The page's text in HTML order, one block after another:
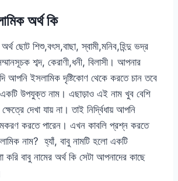
অর্থ কি
ছোট শিশু,বৎস,বাছা, স্বামী,মনিব,হিন্দু ভদ্র
শব্দ, কেরাণী,ধনী, বিলাসী। আপনার
আপনি ইসলামিক দৃষ্টিকোণ থেকে করতে চান তবে
একটি উপযুক্ত নাম। এছাড়াও এই নাম খুব বেশি
দেখা যায় না। তাই নির্দ্বিধায় আপনি
করতে পারেন। এখন কাবলি প্রশ্ন করতে
নাম? হ্যাঁ, বাবু নামটি হলো একটি
বাবু নামের অর্থ কি সেটা আপনাদের কাছে